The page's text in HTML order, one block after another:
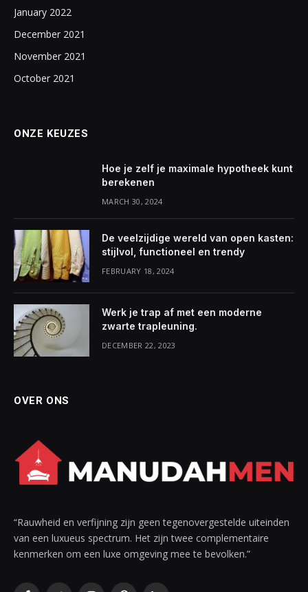
January 2022
December 2021
November 2021
October 2021
ONZE KEUZES
Hoe je zelf je maximale hypotheek kunt
berekenen
MARCH 30, 2024
De veelzijdige wereld van open kasten:
stijlvol, functioneel en trendy
FEBRUARY 18, 2024
Werk je trap af met een moderne
zwarte trapleuning.
DECEMBER 22, 2023
OVER ONS
“Rauwheid en verfijning zijn geen tegenovergestelde uiteinden
van een luxueus spectrum. Het zijn twee complementaire
kenmerken om een luxe omgeving mee te bevolken.”